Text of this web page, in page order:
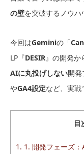
の壁を突破するノウハ
今回はGeminiの「
LP『DESIR』の開発か
AIに丸投げしない開発
やGA4設定など、実戦
目
1. 1. 開発フェーズ